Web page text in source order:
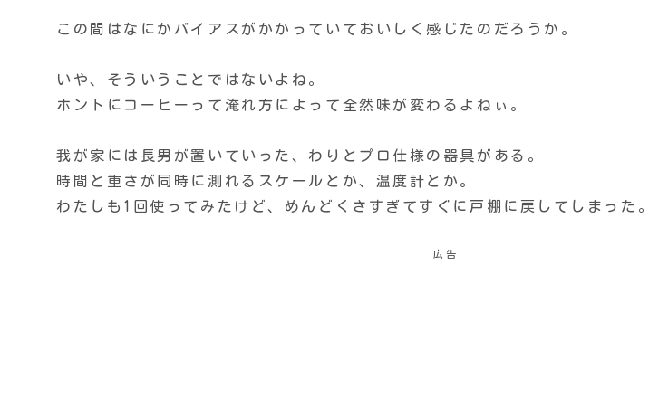
この間はなにかバイアスがかかっていておいしく感じたのだろうか。
いや、そういうことではないよね。
ホントにコーヒーって淹れ方によって全然味が変わるよねぃ。
我が家には長男が置いていった、わりとプロ仕様の器具がある。
時間と重さが同時に測れるスケールとか、温度計とか。
わたしも1回使ってみたけど、めんどくさすぎてすぐに戸棚に戻してしまった。
広告